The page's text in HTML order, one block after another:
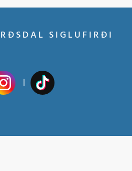
SIGLUFIRÐI